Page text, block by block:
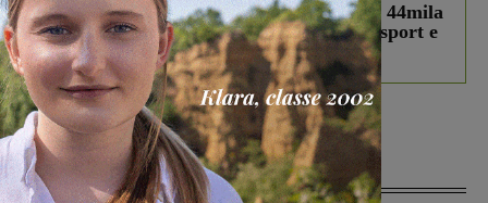
Estra Notizie agosto: Smart Cities, oltre 44mila
studenti coinvolti, torna il bando per lo sport e
debutta il podcast Estrair
Più lette